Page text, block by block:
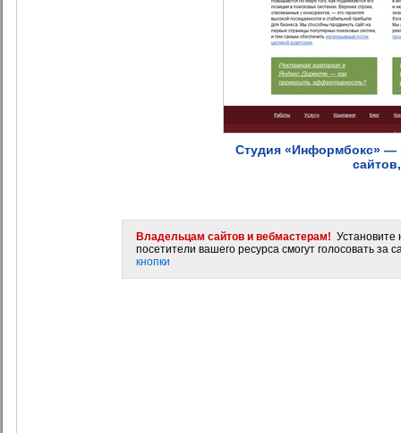
Студия «Информбокс» —
Владельцам сайтов и вебмастерам! Установите
посетители вашего ресурса смогут голосовать за
кнопки